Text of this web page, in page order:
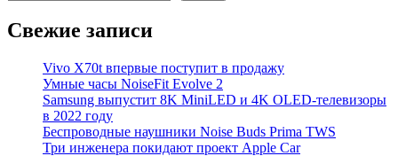
Свежие записи
Vivo X70t впервые поступит в продажу
Умные часы NoiseFit Evolve 2
Samsung выпустит 8K MiniLED и 4K OLED-телевизоры
в 2022 году
Беспроводные наушники Noise Buds Prima TWS
Три инженера покидают проект Apple Car